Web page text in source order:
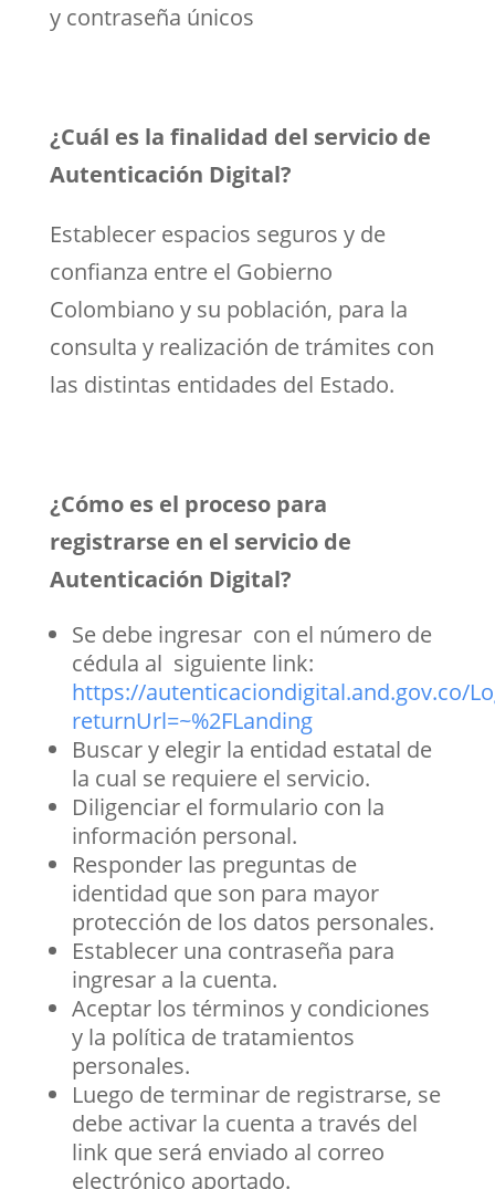
y contraseña únicos
¿Cuál es la finalidad del servicio de
Autenticación Digital?
Establecer espacios seguros y de
confianza entre el Gobierno
Colombiano y su población, para la
consulta y realización de trámites con
las distintas entidades del Estado.
¿Cómo es el proceso para
registrarse en el servicio de
Autenticación Digital?
Se debe ingresar con el número de
cédula al siguiente link:
https://autenticaciondigital.and.gov.co/
returnUrl=~%2FLanding
Buscar y elegir la entidad estatal de
la cual se requiere el servicio.
Diligenciar el formulario con la
información personal.
Responder las preguntas de
identidad que son para mayor
protección de los datos personales.
Establecer una contraseña para
ingresar a la cuenta.
Aceptar los términos y condiciones
y la política de tratamientos
personales.
Luego de terminar de registrarse, se
debe activar la cuenta a través del
link que será enviado al correo
electrónico aportado.